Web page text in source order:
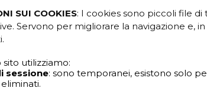
SUI COOKIES: I cookies sono piccoli file di
Servono per migliorare la navigazione
utilizziamo:
sessione: sono temporanei, esistono solo